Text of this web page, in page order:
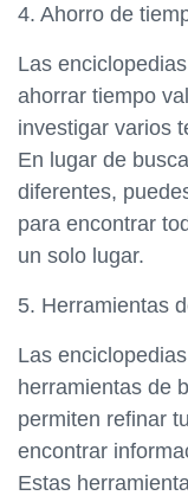
4. Ahorro de
Las
ahorrar tiempo
investigar varios
En lugar de
diferentes,
para encontrar
un solo lugar.
5. Herramientas
Las
herramientas de
permiten refinar
encontrar
Estas